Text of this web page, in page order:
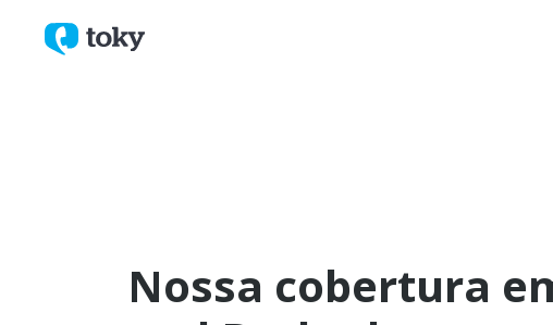
Nossa cobertura